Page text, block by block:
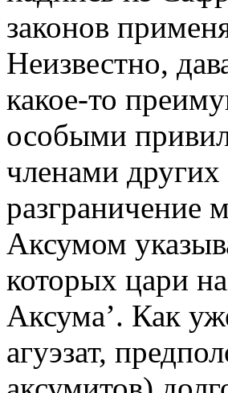
законов
Неизвестно,
какое-то
особыми
членами
разграничение
Аксумом
которых цари
Аксума’. Как
агуэзат,